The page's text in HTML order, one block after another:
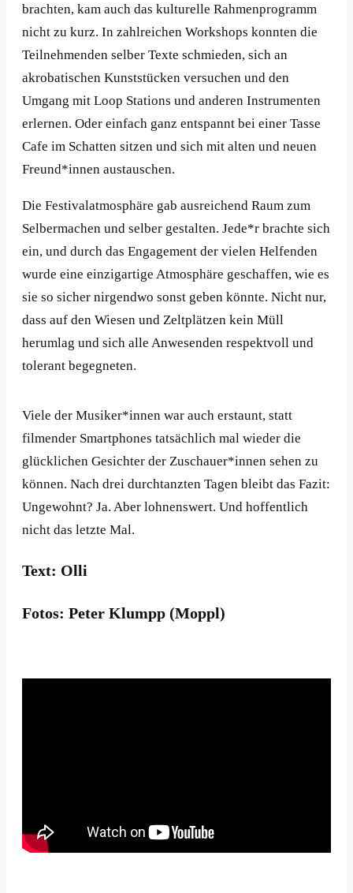
brachten, kam auch das kulturelle Rahmenprogramm
nicht zu kurz. In zahlreichen Workshops konnten die
Teilnehmenden selber Texte schmieden, sich an
akrobatischen Kunststücken versuchen und den
Umgang mit Loop Stations und anderen Instrumenten
erlernen. Oder einfach ganz entspannt bei einer Tasse
Cafe im Schatten sitzen und sich mit alten und neuen
Freund*innen austauschen.
Die Festivalatmosphäre gab ausreichend Raum zum
Selbermachen und selber gestalten. Jede*r brachte sich
ein, und durch das Engagement der vielen Helfenden
wurde eine einzigartige Atmosphäre geschaffen, wie es
sie so sicher nirgendwo sonst geben könnte. Nicht nur,
dass auf den Wiesen und Zeltplätzen kein Müll
herumlag und sich alle Anwesenden respektvoll und
tolerant begegneten.
Viele der Musiker*innen war auch erstaunt, statt
filmender Smartphones tatsächlich mal wieder die
glücklichen Gesichter der Zuschauer*innen sehen zu
können. Nach drei durchtanzten Tagen bleibt das Fazit:
Ungewohnt? Ja. Aber lohnenswert. Und hoffentlich
nicht das letzte Mal.
Text: Olli
Fotos: Peter Klumpp (Moppl)